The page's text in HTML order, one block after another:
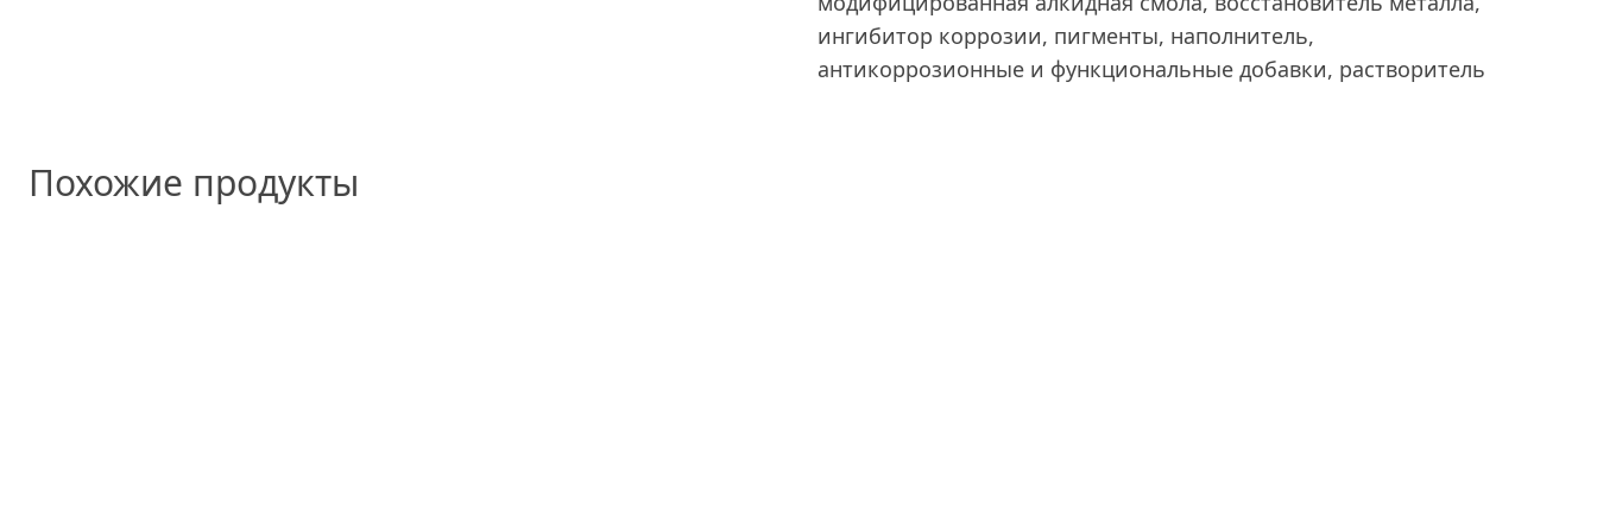
ингибитор коррозии, пигменты, наполнитель,
антикоррозионные и функциональные добавки, растворитель
Похожие продукты